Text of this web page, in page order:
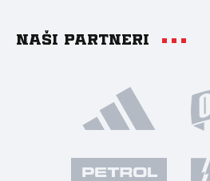
Naši partneri